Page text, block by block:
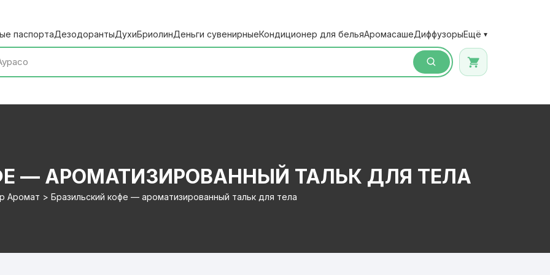
паспортаДезодорантыДухиБриолинДеньги сувенирныеКондиционер для бельяАромасашеДиффузорыЕщё ▾
— АРОМАТИЗИРОВАННЫЙ ТАЛЬК ДЛЯ ТЕЛА
Аромат > Бразильский кофе — ароматизированный тальк для тела